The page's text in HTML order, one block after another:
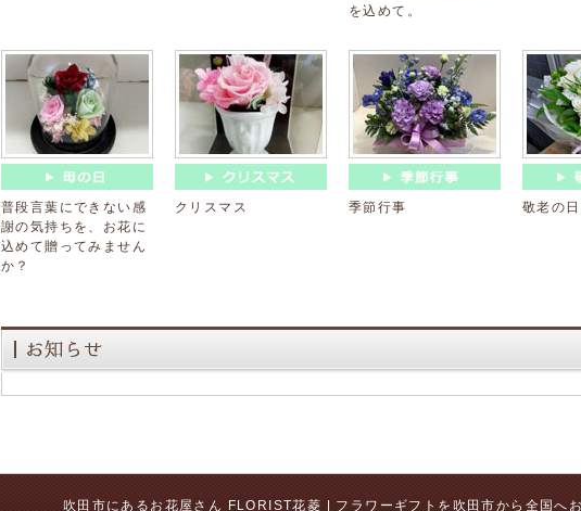
を込めて。
普段言葉にできない感
謝の気持ちを、お花に
込めて贈ってみません
か？
クリスマス 季節行事 敬老の日
吹田市にあるお花屋さん FLORIST花菱 | フラワーギフトを吹田市から全国へ